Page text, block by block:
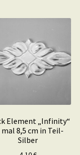
Element „Infinity“
mal 8,5 cm in Teil-
Silber